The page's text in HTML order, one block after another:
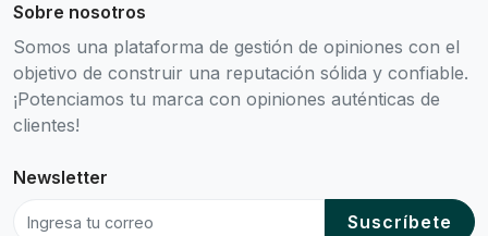
Sobre nosotros
Somos una plataforma de gestión de opiniones con el
objetivo de construir una reputación sólida y confiable.
¡Potenciamos tu marca con opiniones auténticas de
clientes!
Newsletter
Suscríbete